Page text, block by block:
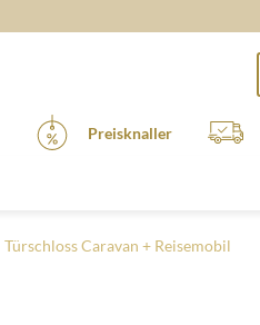
Preisknaller
Türschloss Caravan + Reisemobil